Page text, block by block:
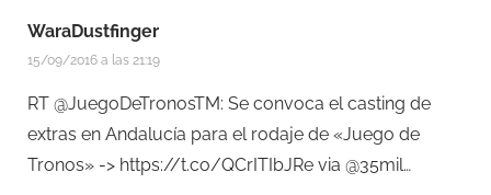
WaraDustfinger
15/09/2016 a las 21:19
RT @JuegoDeTronosTM: Se convoca el casting de
extras en Andalucía para el rodaje de «Juego de
Tronos» -> https://t.co/QCrITIbJRe via @35mil…